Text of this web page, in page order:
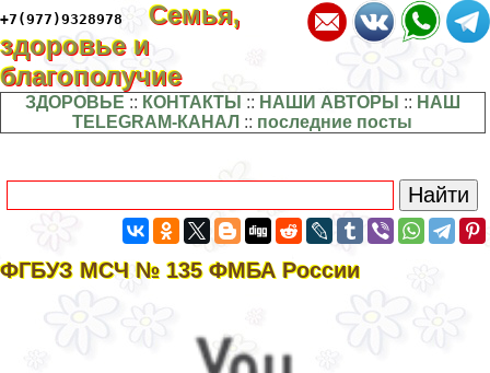
+7(977)9328978
Семья,
здоровье и
благополучие
ЗДОРОВЬЕ :: КОНТАКТЫ :: НАШИ АВТОРЫ :: НАШ
TELEGRAM-КАНАЛ :: последние посты
ФГБУЗ МСЧ № 135 ФМБА России